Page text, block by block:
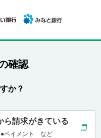
確認
か？
ら請求がきている
ペイメント など